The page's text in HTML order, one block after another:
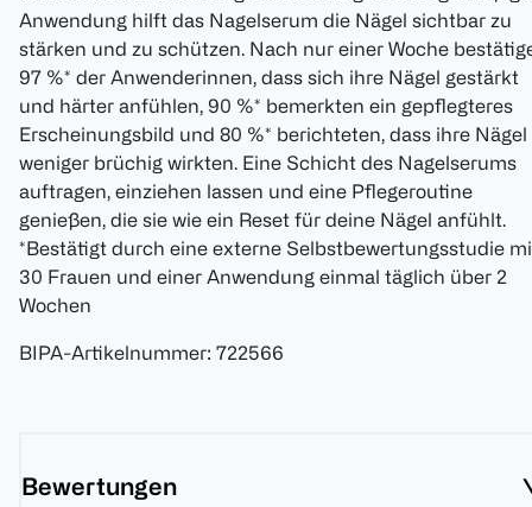
Anwendung hilft das Nagelserum die Nägel sichtbar zu
stärken und zu schützen. Nach nur einer Woche
97 %* der Anwenderinnen, dass sich ihre Nägel gestärkt
und härter anfühlen, 90 %* bemerkten ein gepflegteres
Erscheinungsbild und 80 %* berichteten, dass ihre Nägel
weniger brüchig wirkten. Eine Schicht des Nagelserums
auftragen, einziehen lassen und eine Pflegeroutine
genießen, die sie wie ein Reset für deine Nägel anfühlt.
*Bestätigt durch eine externe Selbstbewertungsstudie
30 Frauen und einer Anwendung einmal täglich über 2
Wochen
BIPA-Artikelnummer: 722566
Bewertungen